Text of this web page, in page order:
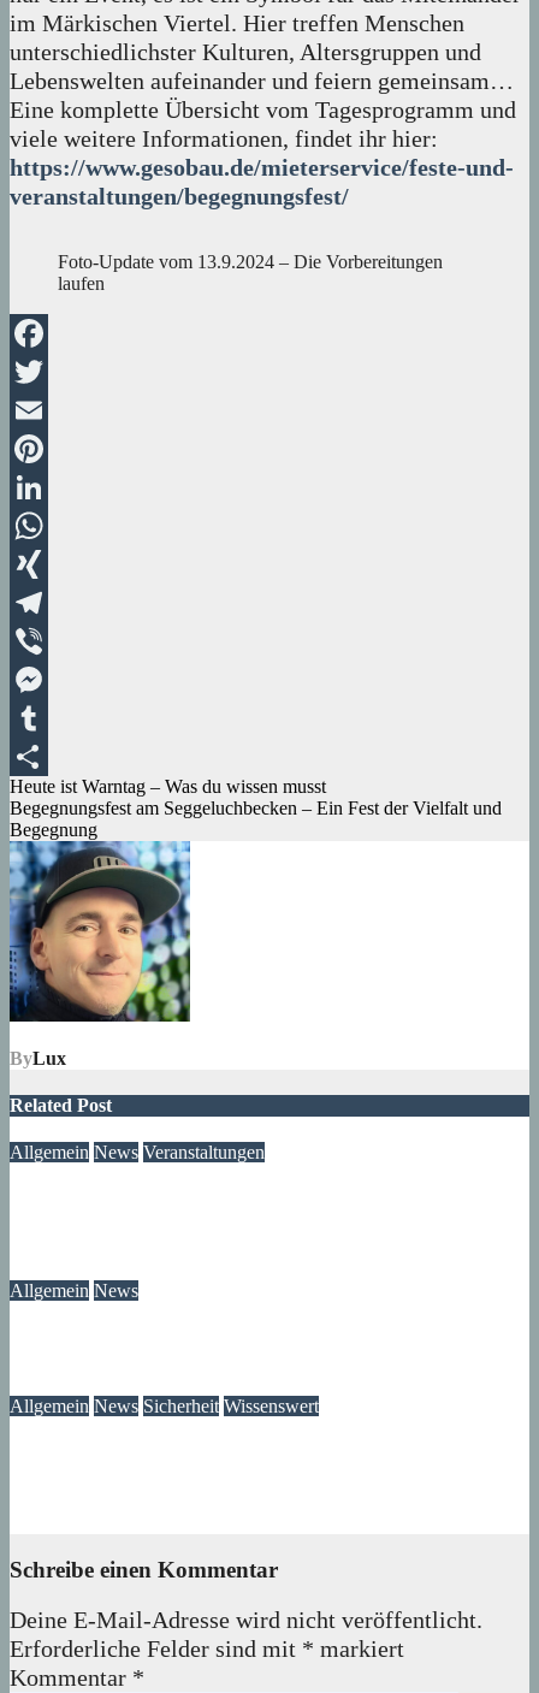
im Märkischen Viertel. Hier treffen Menschen
unterschiedlichster Kulturen, Altersgruppen und
Lebenswelten aufeinander und feiern gemeinsam…
Eine komplette Übersicht vom Tagesprogramm und
viele weitere Informationen, findet ihr hier:
https://www.gesobau.de/mieterservice/feste-und-
veranstaltungen/begegnungsfest/
Foto-Update vom 13.9.2024 – Die Vorbereitungen
laufen
Facebook
Twitter
Email
Pinterest
LinkedIn
WhatsApp
XING
Telegram
Viber
Messenger
Tumblr
Teilen
Beitragsnavigation
Heute ist Warntag – Was du wissen musst
Begegnungsfest am Seggeluchbecken – Ein Fest der Vielfalt und
Begegnung
ByLux
Related Post
Allgemein News Veranstaltungen
Allgemein News
Allgemein News Sicherheit Wissenswert
Schreibe einen Kommentar
Deine E-Mail-Adresse wird nicht veröffentlicht.
Erforderliche Felder sind mit * markiert
Kommentar *